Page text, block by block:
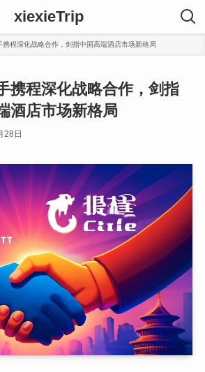
xiexieTrip
携程深化战略合作，剑指中国高端酒店市场新格局
携程深化战略合作，剑指
酒店市场新格局
28日